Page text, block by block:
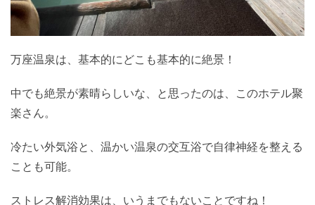
万座温泉は、基本的にどこも基本的に絶景！
中でも絶景が素晴らしいな、と思ったのは、このホテル聚
楽さん。
冷たい外気浴と、温かい温泉の交互浴で自律神経を整える
ことも可能。
ストレス解消効果は、いうまでもないことですね！